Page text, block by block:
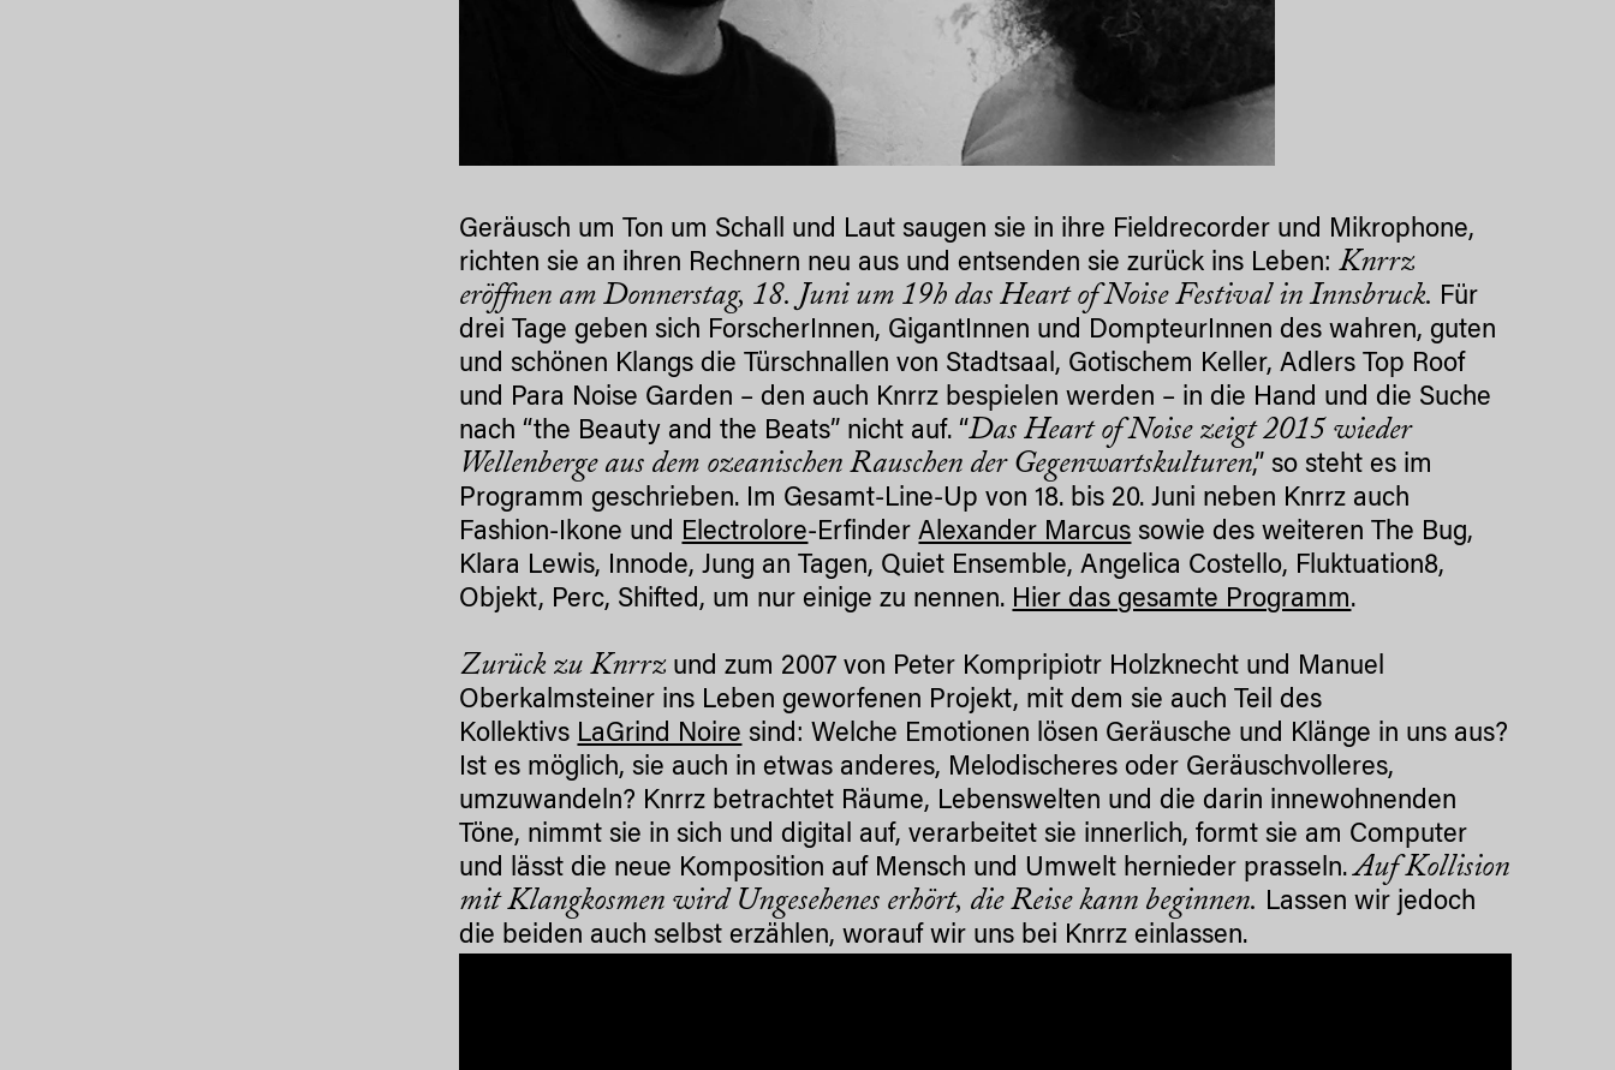
Geräusch um Ton um Schall und Laut saugen sie in ihre Fieldrecorder und Mikrophone,
richten sie an ihren Rechnern neu aus und entsenden sie zurück ins Leben:Knrrz
eröffnen am Donnerstag, 18. Juni um 19h das Heart of Noise Festival in Innsbruck. Für
drei Tage geben sich ForscherInnen, GigantInnen und DompteurInnen des wahren, guten
und schönen Klangs die Türschnallen von Stadtsaal, Gotischem Keller, Adlers Top Roof
und Para Noise Garden – den auch Knrrz bespielen werden – in die Hand und die Suche
nach “the Beauty and the Beats” nicht auf. “Das Heart of Noise zeigt 2015 wieder
Wellenberge aus dem ozeanischen Rauschen der Gegenwartskulturen,” so steht es im
Programm geschrieben. Im Gesamt-Line-Up von 18. bis 20. Juni neben Knrrz auch
Fashion-Ikone und Electrolore-ErfinderAlexander Marcus sowie des weiteren The Bug,
Klara Lewis, Innode, Jung an Tagen, Quiet Ensemble, Angelica Costello, Fluktuation8,
Objekt, Perc, Shifted, um nur einige zu nennen. Hier das gesamte Programm.
Zurück zu Knrrzund zum 2007 von Peter Kompripiotr Holzknecht und Manuel
Oberkalmsteiner ins Leben geworfenen Projekt, mit dem sie auch Teil des
Kollektivs LaGrind Noire sind: Welche Emotionen lösen Geräusche und Klänge in uns aus?
Ist es möglich, sie auch in etwas anderes, Melodischeres oder Geräuschvolleres,
umzuwandeln? Knrrz betrachtet Räume, Lebenswelten und die darin innewohnenden
Töne, nimmt sie in sich und digital auf, verarbeitet sie innerlich, formt sie am Computer
und lässt die neue Komposition auf Mensch und Umwelt hernieder prasseln.Auf Kollision
mit Klangkosmen wird Ungesehenes erhört, die Reise kann beginnen. Lassen wir jedoch
die beiden auch selbst erzählen, worauf wir uns bei Knrrz einlassen.